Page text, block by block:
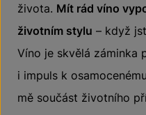
života. Mít rád víno
životním stylu – když
Víno je skvělá záminka
i impuls k
mě součást životního